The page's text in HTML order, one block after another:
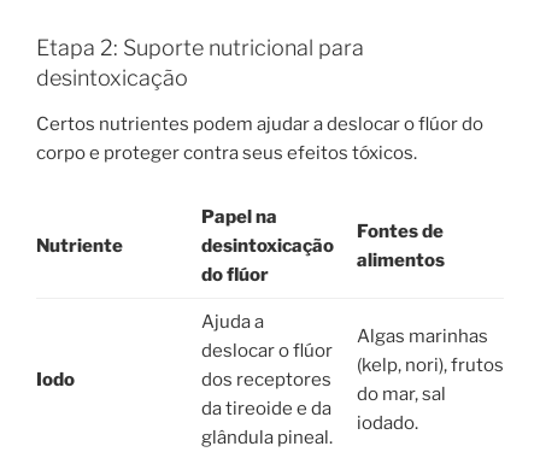
Etapa 2: Suporte nutricional para
desintoxicação
Certos nutrientes podem ajudar a deslocar o flúor do
corpo e proteger contra seus efeitos tóxicos.
Nutriente
Papel na
desintoxicação
do flúor
Fontes de
alimentos
Iodo
Ajuda a
deslocar o flúor
dos receptores
da tireoide e da
glândula pineal.
Algas marinhas
(kelp, nori), frutos
do mar, sal
iodado.